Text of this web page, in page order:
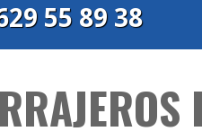
55 89 38